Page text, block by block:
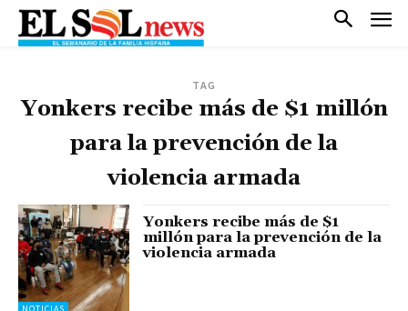
TAG
Yonkers recibe más de $1 millón
para la prevención de la
violencia armada
Yonkers recibe más de $1
millón para la prevención de la
violencia armada